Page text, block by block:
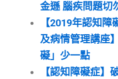
金遜 腦疾問題切
【2019年認知
及病情管理講座
礙」少一點
【認知障礙症】